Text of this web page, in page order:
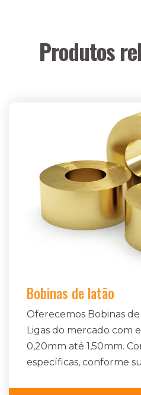
Produtos
Bobinas de latão
Oferecemos Bobinas
Ligas do mercado com
0,20mm até 1,50mm.
específicas, conforme